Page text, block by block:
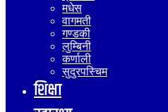
मधेस
वागमती
गण्डकी
लुम्बिनी
कर्णाली
सुदुरपस्चिम
शिक्षा